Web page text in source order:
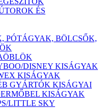
ÉS
PÓTÁGYAK, BÖLCSŐK,
DISNEY KISÁGYAK
KISÁGYAK
GYÁRTÓK KISÁGYAI
KISÁGYAK
LITTLE SKY